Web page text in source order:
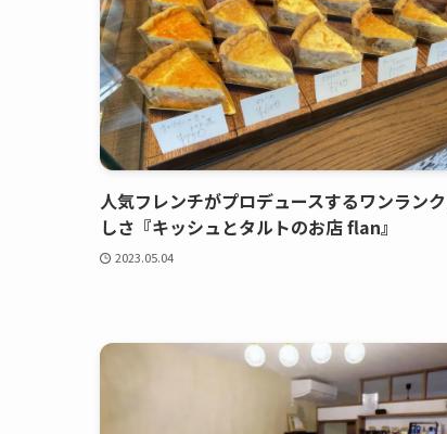
人気フレンチがプロデュースするワンラン
しさ『キッシュとタルトのお店 flan』
2023.05.04